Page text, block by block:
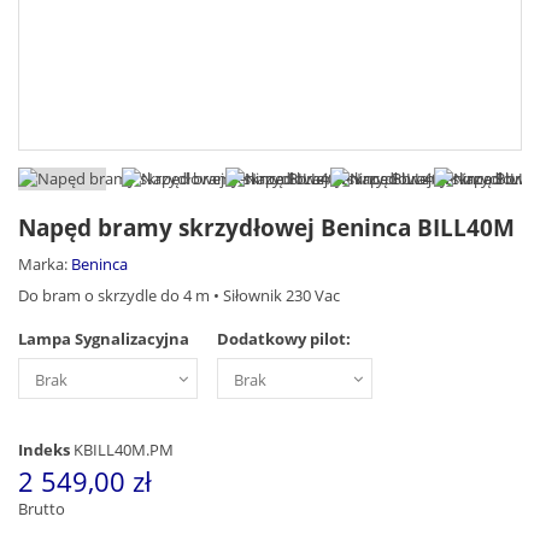
Napęd bramy skrzydłowej Beninca BILL40M
Marka: Beninca
Do bram o skrzydle do 4 m • Siłownik 230 Vac
Lampa Sygnalizacyjna
Dodatkowy pilot:
Indeks KBILL40M.PM
2 549,00 zł
Brutto